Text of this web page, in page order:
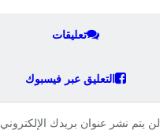
تعليقات
التعليق عبر فيسبوك
لن يتم نشر عنوان بريدك الإلكتروني.